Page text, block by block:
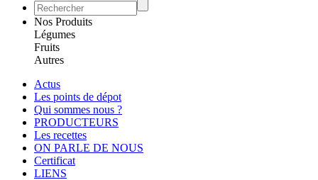
Nos Produits
Légumes
Fruits
Autres
Actus
Les points de dépot
Qui sommes nous ?
PRODUCTEURS
Les recettes
ON PARLE DE NOUS
Certificat
LIENS